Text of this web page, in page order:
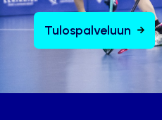
Tulospalveluun